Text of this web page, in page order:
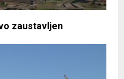
zaustavljen